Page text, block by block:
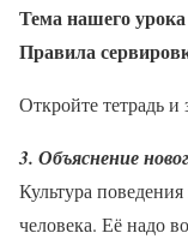
Тема нашего
Правила
Откройте тетрадь
3. Объяснение
Культура
человека. Её надо